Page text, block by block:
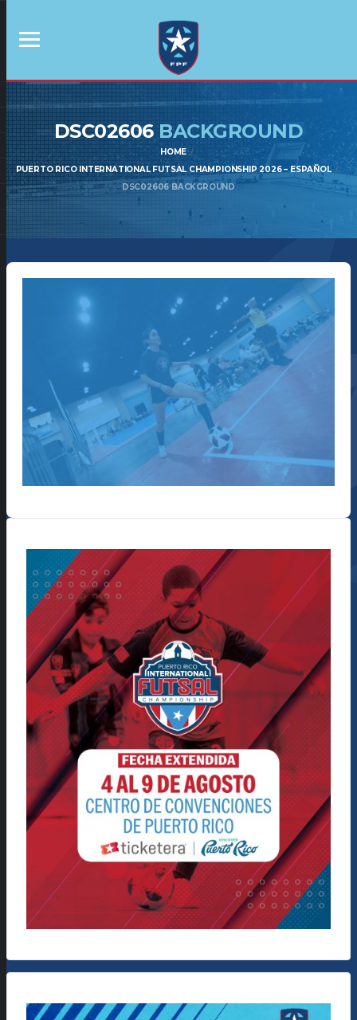
DSC02606BACKGROUND
HOME
PUERTO RICO INTERNATIONAL FUTSAL CHAMPIONSHIP 2026 – ESPAÑOL
DSC02606 BACKGROUND